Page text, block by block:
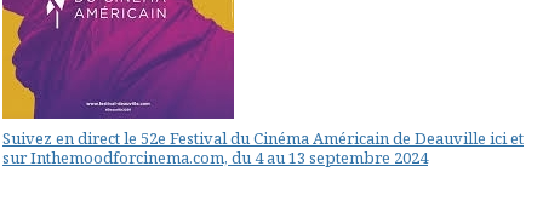
Suivez en direct le 52e Festival du Cinéma Américain de Deauville ici et
sur Inthemoodforcinema.com, du 4 au 13 septembre 2024